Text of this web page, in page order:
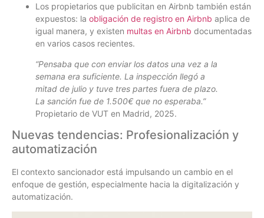
Los propietarios que publicitan en Airbnb también están
expuestos: la obligación de registro en Airbnb aplica de
igual manera, y existen multas en Airbnb documentadas
en varios casos recientes.
“Pensaba que con enviar los datos una vez a la
semana era suficiente. La inspección llegó a
mitad de julio y tuve tres partes fuera de plazo.
La sanción fue de 1.500€ que no esperaba.”
Propietario de VUT en Madrid, 2025.
Nuevas tendencias: Profesionalización y
automatización
El contexto sancionador está impulsando un cambio en el
enfoque de gestión, especialmente hacia la digitalización y
automatización.